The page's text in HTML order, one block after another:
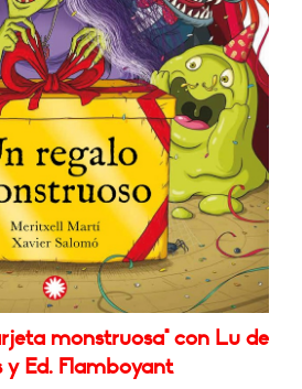
monstruosa" con Lu de
y Ed. Flamboyant